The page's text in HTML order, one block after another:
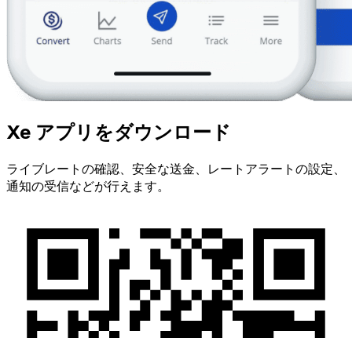
Xe アプリをダウンロード
ライブレートの確認、安全な送金、レートアラートの設定、
通知の受信などが行えます。